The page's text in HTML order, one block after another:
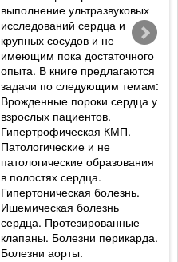
выполнение ультразвуковых
исследований сердца и
крупных сосудов и не
имеющим пока достаточного
опыта. В книге предлагаются
задачи по следующим темам:
Врожденные пороки сердца у
взрослых пациентов.
Гипертрофическая КМП.
Патологические и не
патологические образования
в полостях сердца.
Гипертоническая болезнь.
Ишемическая болезнь
сердца. Протезированные
клапаны. Болезни перикарда.
Болезни аорты.